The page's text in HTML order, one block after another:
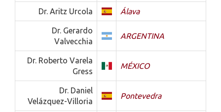
Dr. Aritz Urcola Álava
Dr. Gerardo
Valvecchia
ARGENTINA
Dr. Roberto Varela
Gress
MÉXICO
Dr. Daniel
Velázquez-Villoria
Pontevedra